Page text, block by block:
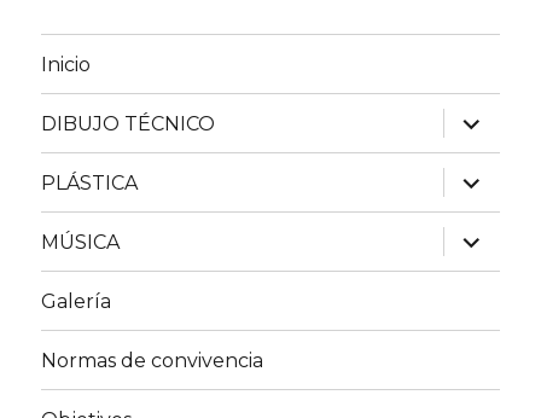
Inicio
DIBUJO TÉCNICO
expande
el
menú
inferior
PLÁSTICA
expande
el
menú
inferior
MÚSICA
expande
el
menú
Galería
Normas de convivencia